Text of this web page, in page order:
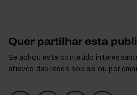
Quer partilhar esta
Se achou este conteúdo
através das redes sociais ou por